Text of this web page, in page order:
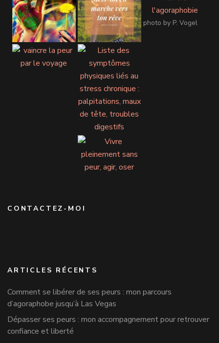
photo by P. Vogel
CONTACTEZ-MOI
ARTICLES RÉCENTS
Comment se libérer de ses peurs : mon parcours
d’agoraphobe jusqu’à Las Vegas
Dépasser ses peurs : mon accompagnement pour retrouver
confiance et liberté